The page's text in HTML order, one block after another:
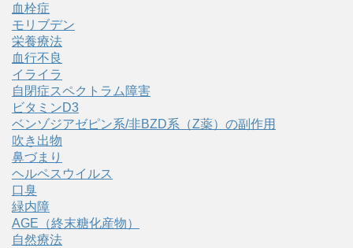
血栓症
モリブデン
栄養療法
血行不良
イライラ
自閉症スペクトラム障害
ビタミンD3
ベンゾジアゼピン系/非BZD系（Z薬）の副作用
吹き出物
鼻づまり
ヘルペスウイルス
口臭
緑内障
AGE（終末糖化産物）
自然療法